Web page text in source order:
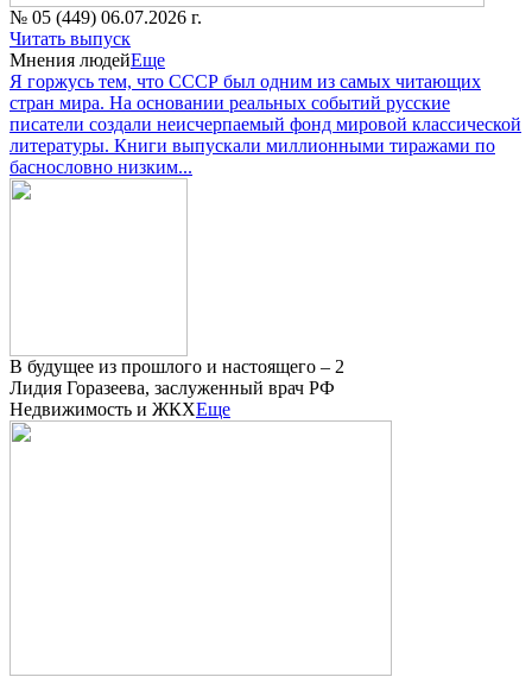
№ 05 (449) 06.07.2026 г.
Читать выпуск
Мнения людейЕще
Я горжусь тем, что СССР был одним из самых читающих
стран мира. На основании реальных событий русские
писатели создали неисчерпаемый фонд мировой классической
литературы. Книги выпускали миллионными тиражами по
баснословно низким...
В будущее из прошлого и настоящего – 2
Лидия Горазеева, заслуженный врач РФ
Недвижимость и ЖКХЕще